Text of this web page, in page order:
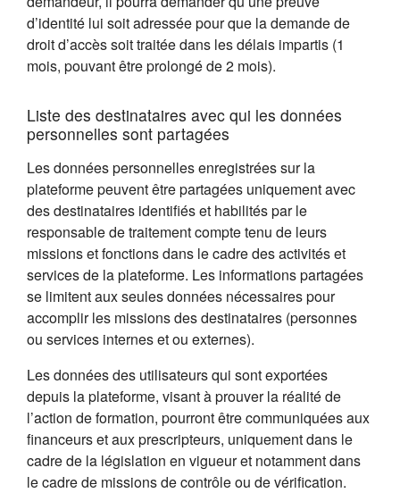
d’identité lui soit adressée pour que la demande de
droit d’accès soit traitée dans les délais impartis (1
mois, pouvant être prolongé de 2 mois).
Liste des destinataires avec qui les données
personnelles sont partagées
Les données personnelles enregistrées sur la
plateforme peuvent être partagées uniquement avec
des destinataires identifiés et habilités par le
responsable de traitement compte tenu de leurs
missions et fonctions dans le cadre des activités et
services de la plateforme. Les informations partagées
se limitent aux seules données nécessaires pour
accomplir les missions des destinataires (personnes
ou services internes et ou externes).
Les données des utilisateurs qui sont exportées
depuis la plateforme, visant à prouver la réalité de
l’action de formation, pourront être communiquées aux
financeurs et aux prescripteurs, uniquement dans le
cadre de la législation en vigueur et notamment dans
le cadre de missions de contrôle ou de vérification.